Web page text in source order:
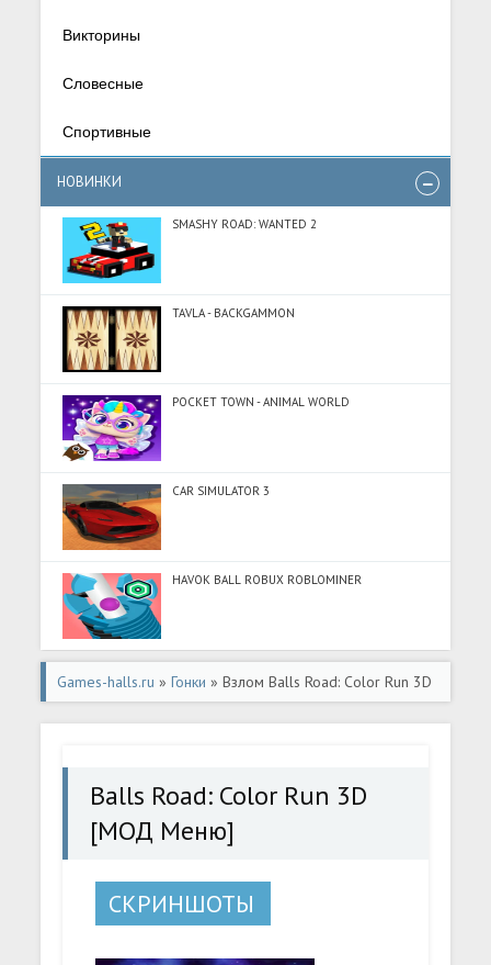
Викторины
Словесные
Спортивные
НОВИНКИ
SMASHY ROAD: WANTED 2
TAVLA - BACKGAMMON
POCKET TOWN - ANIMAL WORLD
CAR SIMULATOR 3
HAVOK BALL ROBUX ROBLOMINER
Games-halls.ru »Гонки » Взлом Balls Road: Color Run 3D
[МОД Меню] - полная версия apk на Андроид
Balls Road: Color Run 3D
[МОД Меню]
СКРИНШОТЫ